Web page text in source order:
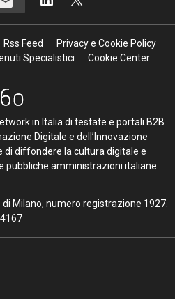
Rss Feed
Privacy e Cookie Policy
Specialistici
Cookie Center
in Italia di testate e portali B2B
Digitale e dell’Innovazione
di diffondere la cultura digitale e
pubbliche amministrazioni italiane.
Milano, numero registrazione 1927.